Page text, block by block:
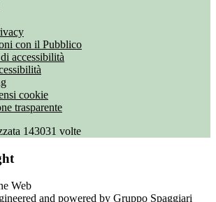
con il Pubblico
accessibilità
cookie
trasparente
143031 volte
and powered by Gruppo Spaggiari